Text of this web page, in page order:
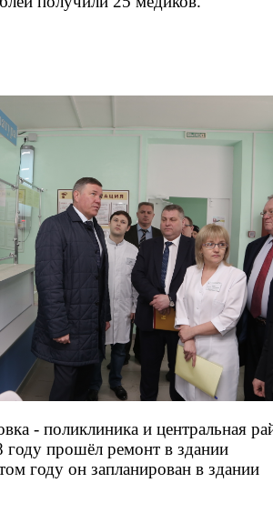
- поликлиника и центральная
прошёл ремонт в здании
году он запланирован в здании